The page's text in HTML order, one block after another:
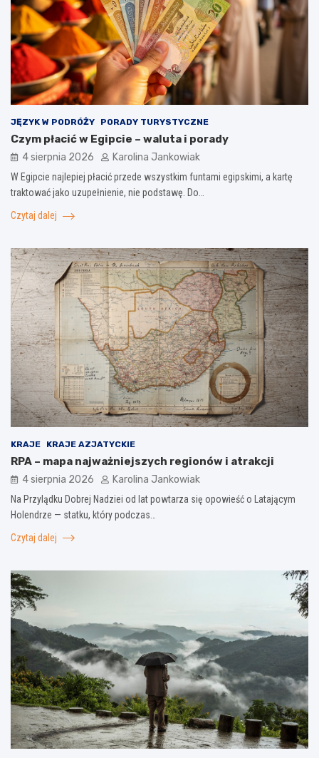
JĘZYK W PODRÓŻY PORADY TURYSTYCZNE
Czym płacić w Egipcie – waluta i porady
4 sierpnia 2026 Karolina Jankowiak
W Egipcie najlepiej płacić przede wszystkim funtami egipskimi, a kartę
traktować jako uzupełnienie, nie podstawę. Do…
Czytaj dalej
KRAJE KRAJE AZJATYCKIE
RPA – mapa najważniejszych regionów i atrakcji
4 sierpnia 2026 Karolina Jankowiak
Na Przylądku Dobrej Nadziei od lat powtarza się opowieść o Latającym
Holendrze — statku, który podczas…
Czytaj dalej